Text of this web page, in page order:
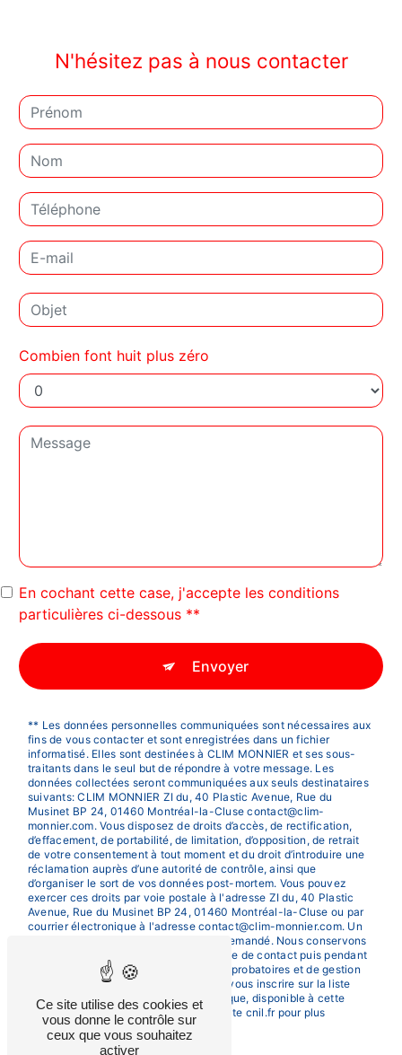
N'hésitez pas à nous contacter
Combien font huit plus zéro
En cochant cette case, j'accepte les conditions
particulières ci-dessous **
Envoyer
** Les données personnelles communiquées sont nécessaires aux
fins de vous contacter et sont enregistrées dans un fichier
informatisé. Elles sont destinées à CLIM MONNIER et ses sous-
traitants dans le seul but de répondre à votre message. Les
données collectées seront communiquées aux seuls destinataires
suivants: CLIM MONNIER ZI du, 40 Plastic Avenue, Rue du
Musinet BP 24, 01460 Montréal-la-Cluse contact@clim-
monnier.com. Vous disposez de droits d’accès, de rectification,
d’effacement, de portabilité, de limitation, d’opposition, de retrait
de votre consentement à tout moment et du droit d’introduire une
réclamation auprès d’une autorité de contrôle, ainsi que
d’organiser le sort de vos données post-mortem. Vous pouvez
exercer ces droits par voie postale à l'adresse ZI du, 40 Plastic
Avenue, Rue du Musinet BP 24, 01460 Montréal-la-Cluse ou par
courrier électronique à l'adresse contact@clim-monnier.com. Un
justificatif d'identité pourra vous être demandé. Nous conservons
vos données pendant la période de prise de contact puis pendant
la durée de prescription légale aux fins probatoires et de gestion
des contentieux. Vous avez le droit de vous inscrire sur la liste
d'opposition au démarchage téléphonique, disponible à cette
adresse:Bloctel.gouv.fr. Consultez le site cnil.fr pour plus
d’informations sur vos droits.
Ce site utilise des cookies et
vous donne le contrôle sur
ceux que vous souhaitez
activer